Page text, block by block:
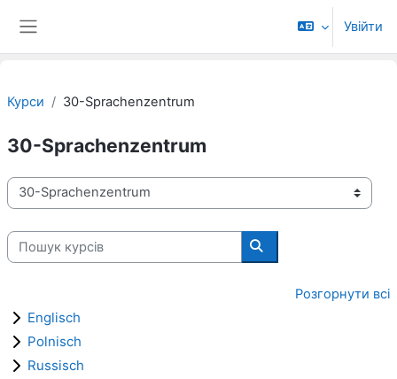
Увійти
Курси 30-Sprachenzentrum
30-Sprachenzentrum
Категорії курсів
Пошук курсів
Пошук курсів
Розгорнути всі
Englisch
Polnisch
Russisch